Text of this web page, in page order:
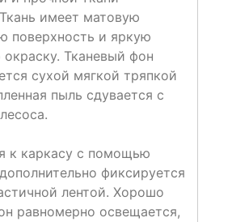
имеет матовую
поверхность и яркую
Тканевый фон
сухой мягкой тряпкой
пыль сдувается с
к каркасу с помощью
фиксируется
лентой. Хорошо
равномерно освещается,